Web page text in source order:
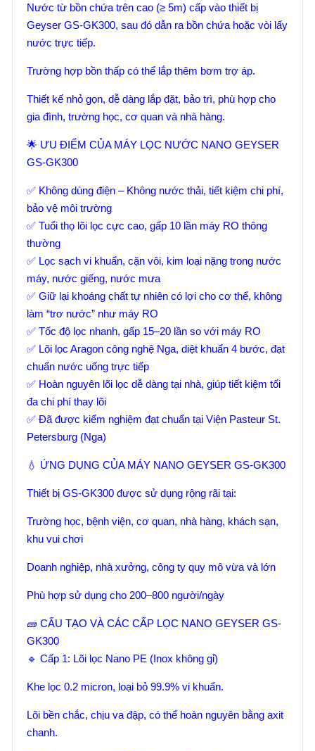
Nước từ bồn chứa trên cao (≥ 5m) cấp vào thiết bị
Geyser GS-GK300, sau đó dẫn ra bồn chứa hoặc vòi lấy
nước trực tiếp.
Trường hợp bồn thấp có thể lắp thêm bơm trợ áp.
Thiết kế nhỏ gọn, dễ dàng lắp đặt, bảo trì, phù hợp cho
gia đình, trường học, cơ quan và nhà hàng.
🌟 ƯU ĐIỂM CỦA MÁY LỌC NƯỚC NANO GEYSER
GS-GK300
✅ Không dùng điện – Không nước thải, tiết kiệm chi phí,
bảo vệ môi trường
✅ Tuổi thọ lõi lọc cực cao, gấp 10 lần máy RO thông
thường
✅ Lọc sạch vi khuẩn, cặn vôi, kim loại nặng trong nước
máy, nước giếng, nước mưa
✅ Giữ lại khoáng chất tự nhiên có lợi cho cơ thể, không
làm “trơ nước” như máy RO
✅ Tốc độ lọc nhanh, gấp 15–20 lần so với máy RO
✅ Lõi lọc Aragon công nghệ Nga, diệt khuẩn 4 bước, đạt
chuẩn nước uống trực tiếp
✅ Hoàn nguyên lõi lọc dễ dàng tại nhà, giúp tiết kiệm tối
đa chi phí thay lõi
✅ Đã được kiểm nghiệm đạt chuẩn tại Viện Pasteur St.
Petersburg (Nga)
💧 ỨNG DỤNG CỦA MÁY NANO GEYSER GS-GK300
Thiết bị GS-GK300 được sử dụng rộng rãi tại:
Trường học, bệnh viện, cơ quan, nhà hàng, khách sạn,
khu vui chơi
Doanh nghiệp, nhà xưởng, công ty quy mô vừa và lớn
Phù hợp sử dụng cho 200–800 người/ngày
🧱 CẤU TẠO VÀ CÁC CẤP LỌC NANO GEYSER GS-
GK300
🔹 Cấp 1: Lõi lọc Nano PE (Inox không gỉ)
Khe lọc 0.2 micron, loại bỏ 99.9% vi khuẩn.
Lõi bền chắc, chịu va đập, có thể hoàn nguyên bằng axit
chanh.